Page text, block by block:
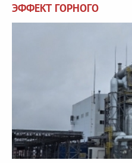
ЭФФЕКТ ГОРНОГО